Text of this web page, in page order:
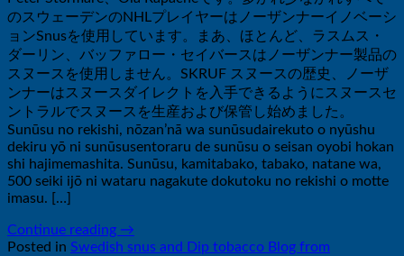
のスウェーデンのNHLプレイヤーはノーザンナーイノベーシ
ョンSnusを使用しています。まあ、ほとんど、ラスムス・
ダーリン、バッファロー・セイバースはノーザンナー製品の
スヌースを使用しません。SKRUF スヌースの歴史、ノーザ
ンナーはスヌースダイレクトを入手できるようにスヌースセ
ントラルでスヌースを生産および保管し始めました。
Sunūsu no rekishi, nōzan’nā wa sunūsudairekuto o nyūshu
dekiru yō ni sunūsusentoraru de sunūsu o seisan oyobi hokan
shi hajimemashita. Sunūsu, kamitabako, tabako, natane wa,
500 seiki ijō ni wataru nagakute dokutoku no rekishi o motte
imasu. […]
Continue reading →
Posted in Swedish snus and Dip tobacco Blog from